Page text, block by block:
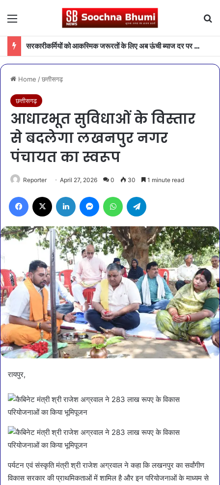
Menu
सरकारीकर्मियों को आकस्मिक जरूरतों के लिए अब ऊंची ब्याज दर पर ऋण लेने की आवश्यकता नहीं
Home /छत्तीसगढ़
छत्तीसगढ़
आधारभूत सुविधाओं के विस्तार
से बदलेगा लखनपुर नगर
पंचायत का स्वरूप
Reporter April 27, 2026 0 30 1 minute read
Facebook LinkedIn MessengerWhatsApp
रायपुर,
पर्यटन एवं संस्कृति मंत्री श्री राजेश अग्रवाल ने कहा कि लखनपुर का सर्वांगीण
विकास सरकार की प्राथमिकताओं में शामिल है और इन परियोजनाओं के माध्यम से